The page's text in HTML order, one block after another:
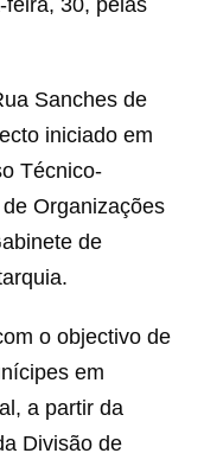
feira, 30, pelas
Sanches de
iniciado em
Técnico-
Organizações
de
o objectivo de
em
a partir da
Divisão de